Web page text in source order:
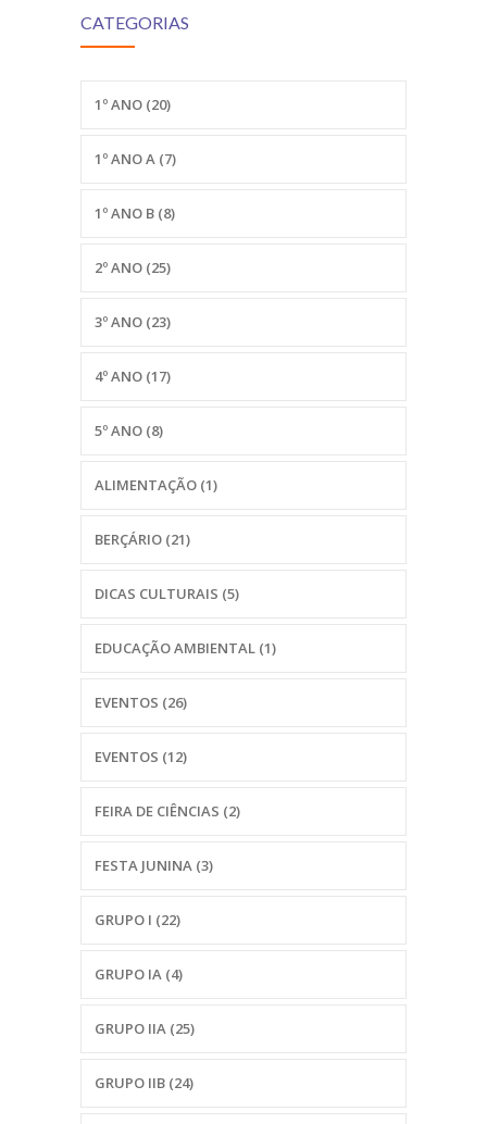
CATEGORIAS
1º ANO (20)
1º ANO A (7)
1º ANO B (8)
2º ANO (25)
3º ANO (23)
4º ANO (17)
5º ANO (8)
ALIMENTAÇÃO (1)
BERÇÁRIO (21)
DICAS CULTURAIS (5)
EDUCAÇÃO AMBIENTAL (1)
EVENTOS (26)
EVENTOS (12)
FEIRA DE CIÊNCIAS (2)
FESTA JUNINA (3)
GRUPO I (22)
GRUPO IA (4)
GRUPO IIA (25)
GRUPO IIB (24)